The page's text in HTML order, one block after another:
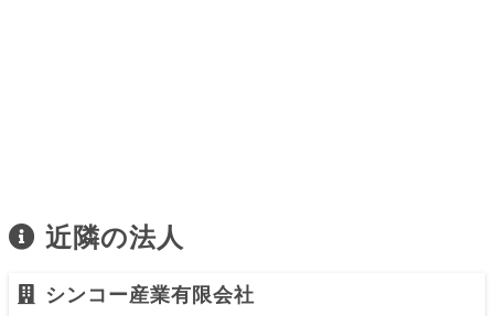
近隣の法人
シンコー産業有限会社